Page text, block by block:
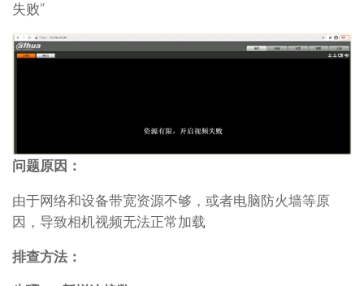
失败”
问题原因：
由于网络和设备带宽资源不够，或者电脑防火墙等原
因，导致相机视频无法正常加载
排查方法：